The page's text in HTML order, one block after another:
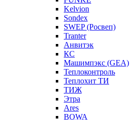
Kelvion
Sondex
SWEP (Росвеп)
Tranter
Анвитэк
КС
Машимпэкс (GEA)
Теплоконтроль
Теплохит ТИ
ТИЖ
Этра
Ares
BOWA